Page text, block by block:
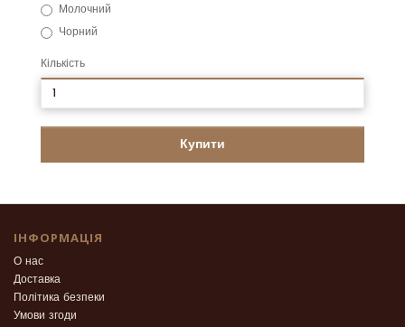
Молочний
Чорний
Кількість
Купити
ІНФОРМАЦІЯ
О нас
Доставка
Політика безпеки
Умови згоди